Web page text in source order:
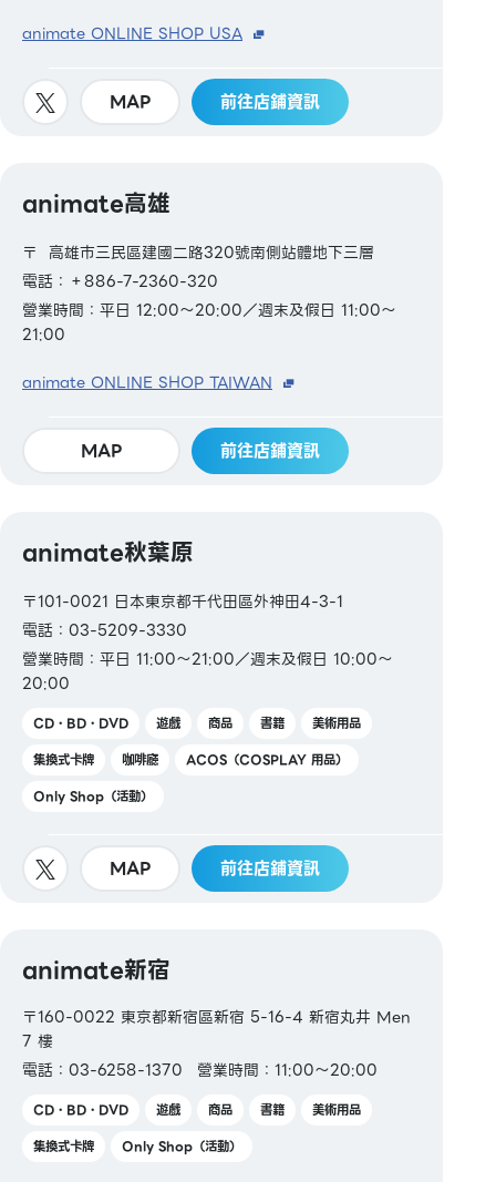
animate ONLINE SHOP USA
MAP 前往店鋪資訊
animate高雄
〒 高雄市三民區建國二路320號南側站體地下三層
電話：＋886-7-2360-320
營業時間：平日 12:00～20:00／週末及假日 11:00～
21:00
animate ONLINE SHOP TAIWAN
MAP 前往店鋪資訊
animate秋葉原
〒101-0021 日本東京都千代田區外神田4-3-1
電話：03-5209-3330
營業時間：平日 11:00～21:00／週末及假日 10:00～
20:00
CD・BD・DVD 遊戲 商品 書籍
美術用品
集換式卡牌
咖啡廳
ACOS（COSPLAY 用品）
Only Shop（活動）
MAP 前往店鋪資訊
animate新宿
〒160-0022 東京都新宿區新宿 5-16-4 新宿丸井 Men
7 樓
電話：03-6258-1370
營業時間：11:00～20:00
CD・BD・DVD 遊戲 商品 書籍
美術用品
集換式卡牌
Only Shop（活動）